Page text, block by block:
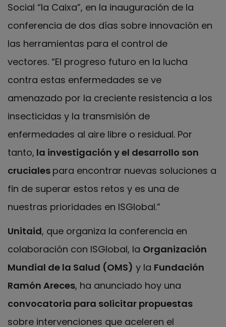
Social “la Caixa”, en la inauguración de la
conferencia de dos días sobre innovación en
las herramientas para el control de
vectores. “El progreso futuro en la lucha
contra estas enfermedades se ve
amenazado por la creciente resistencia a los
insecticidas y la transmisión de
enfermedades al aire libre o residual. Por
tanto, la investigación y el desarrollo son
cruciales para encontrar nuevas soluciones a
fin de superar estos retos y es una de
nuestras prioridades en ISGlobal.”
Unitaid, que organiza la conferencia en
colaboración con ISGlobal, la Organización
Mundial de la Salud (OMS) y la Fundación
Ramón Areces, ha anunciado hoy una
convocatoria para solicitar propuestas
sobre intervenciones que aceleren el